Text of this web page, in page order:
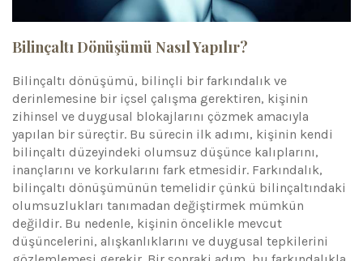
Bilinçaltı Dönüşümü Nasıl Yapılır?
Bilinçaltı dönüşümü, bilinçli bir farkındalık ve
derinlemesine bir içsel çalışma gerektiren, kişinin
zihinsel ve duygusal blokajlarını çözmek amacıyla
yapılan bir süreçtir. Bu sürecin ilk adımı, kişinin kendi
bilinçaltı düzeyindeki olumsuz düşünce kalıplarını,
inançlarını ve korkularını fark etmesidir. Farkındalık,
bilinçaltı dönüşümünün temelidir çünkü bilinçaltındaki
olumsuzlukları tanımadan değiştirmek mümkün
değildir. Bu nedenle, kişinin öncelikle mevcut
düşüncelerini, alışkanlıklarını ve duygusal tepkilerini